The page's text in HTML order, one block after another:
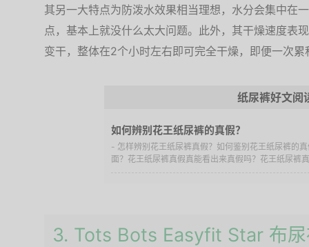
其另一大特点为防泼水效果相当理想，水分会集中在
点，基本上就没什么太大问题。此外，其干燥速度表
变干，整体在2个小时左右即可完全干燥，即便一次
纸尿裤好文阅
如何辨别花王纸尿裤的真假？
- 怎样辨别花王纸尿裤真假？如何鉴别花王纸尿裤的
面？花王纸尿裤真假真能看出来真假吗？花王纸尿裤
3. Tots Bots Easyfit Star 布